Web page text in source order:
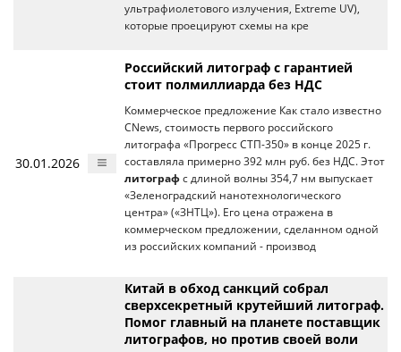
ультрафиолетового излучения, Extreme UV),
которые проецируют схемы на кре
30.01.2026
Российский литограф с гарантией
стоит полмиллиарда без НДС
Коммерческое предложение Как стало известно
CNews, стоимость первого российского
литографа «Прогресс СТП-350» в конце 2025 г.
составляла примерно 392 млн руб. без НДС. Этот
литограф с длиной волны 354,7 нм выпускает
«Зеленоградский нанотехнологического
центра» («ЗНТЦ»). Его цена отражена в
коммерческом предложении, сделанном одной
из российских компаний - производ
Китай в обход санкций собрал
сверхсекретный крутейший литограф.
Помог главный на планете поставщик
литографов, но против своей воли